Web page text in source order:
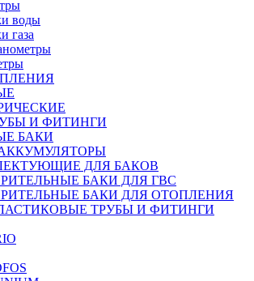
воды
газа
И ФИТИНГИ
БАКИ
ДЛЯ БАКОВ
БАКИ ДЛЯ ГВС
БАКИ ДЛЯ ОТОПЛЕНИЯ
ТРУБЫ И ФИТИНГИ